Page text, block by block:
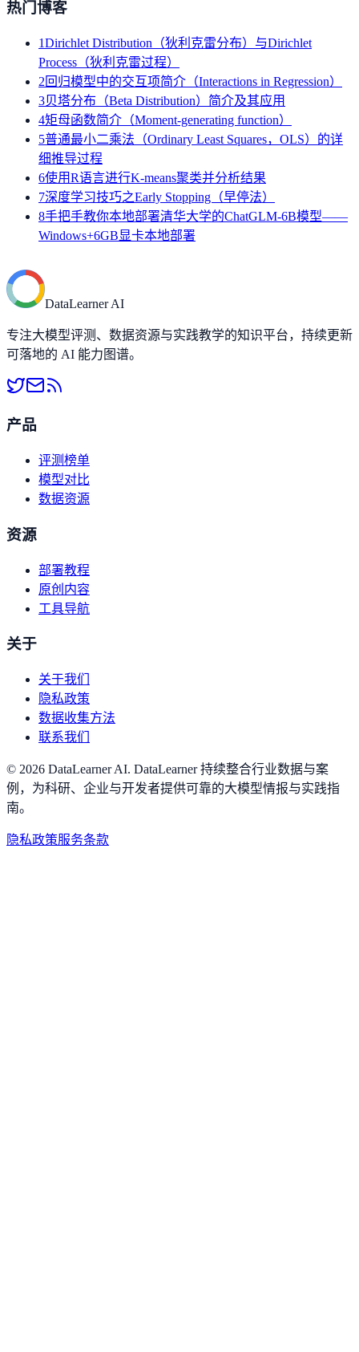
热门博客
1Dirichlet Distribution（狄利克雷分布）与Dirichlet
Process（狄利克雷过程）
2回归模型中的交互项简介（Interactions in Regression）
3贝塔分布（Beta Distribution）简介及其应用
4矩母函数简介（Moment-generating function）
5普通最小二乘法（Ordinary Least Squares，OLS）的详
细推导过程
6使用R语言进行K-means聚类并分析结果
7深度学习技巧之Early Stopping（早停法）
8手把手教你本地部署清华大学的ChatGLM-6B模型——
Windows+6GB显卡本地部署
DataLearner AI
专注大模型评测、数据资源与实践教学的知识平台，持续更新
可落地的 AI 能力图谱。
产品
评测榜单
模型对比
数据资源
资源
部署教程
原创内容
工具导航
关于
关于我们
隐私政策
数据收集方法
联系我们
© 2026 DataLearner AI. DataLearner 持续整合行业数据与案
例，为科研、企业与开发者提供可靠的大模型情报与实践指
南。
隐私政策服务条款